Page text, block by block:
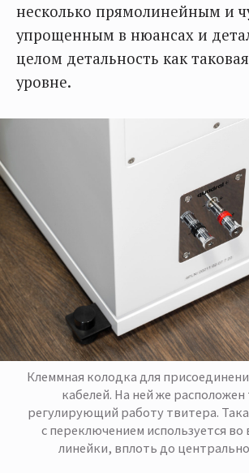
несколько прямолинейным и
упрощенным в нюансах и
целом детальность как
уровне.
Клеммная колодка для
кабелей. На ней же
регулирующий работу твитера.
с переключением используется во
линейки, вплоть до